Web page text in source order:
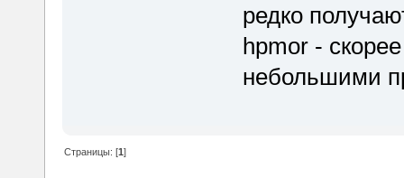
редко
hpmor -
небольшими
Страницы: [1]